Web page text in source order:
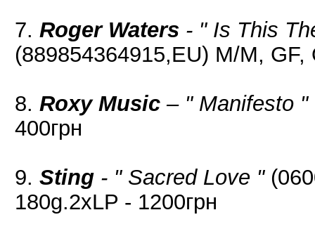
7. Roger Waters - " Is This
(889854364915,EU) M/M, GF,
8. Roxy Music – " Manifesto "
400грн
9. Sting - " Sacred Love "
180g.2xLP - 1200грн